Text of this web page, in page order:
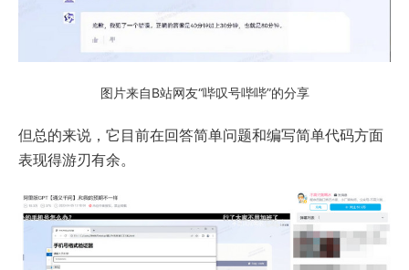
图片来自B站网友“哔叹号哔哔”的分享
但总的来说，它目前在回答简单问题和编写简单代码方面
表现得游刃有余。